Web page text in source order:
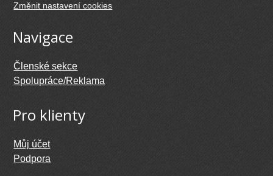
Změnit nastavení cookies
Navigace
Členské sekce
Spolupráce/Reklama
Pro klienty
Můj účet
Podpora